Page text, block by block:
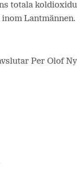
totala
Lantmännen.
Per Olof